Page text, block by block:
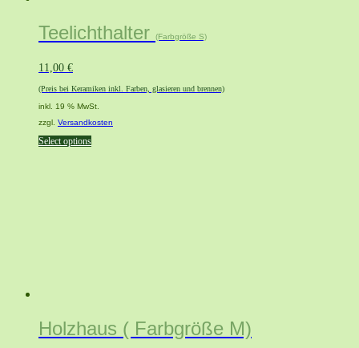
Teelichthalter (Farbgröße S)
11,00 €
(Preis bei Keramiken inkl. Farben, glasieren und brennen)
inkl. 19 % MwSt.
zzgl. Versandkosten
Select options
Holzhaus ( Farbgröße M)